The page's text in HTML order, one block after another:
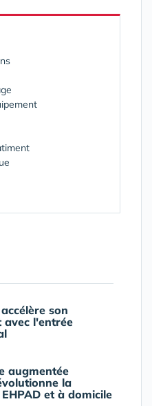
son
avec l'entrée
augmentée
la
et à domicile